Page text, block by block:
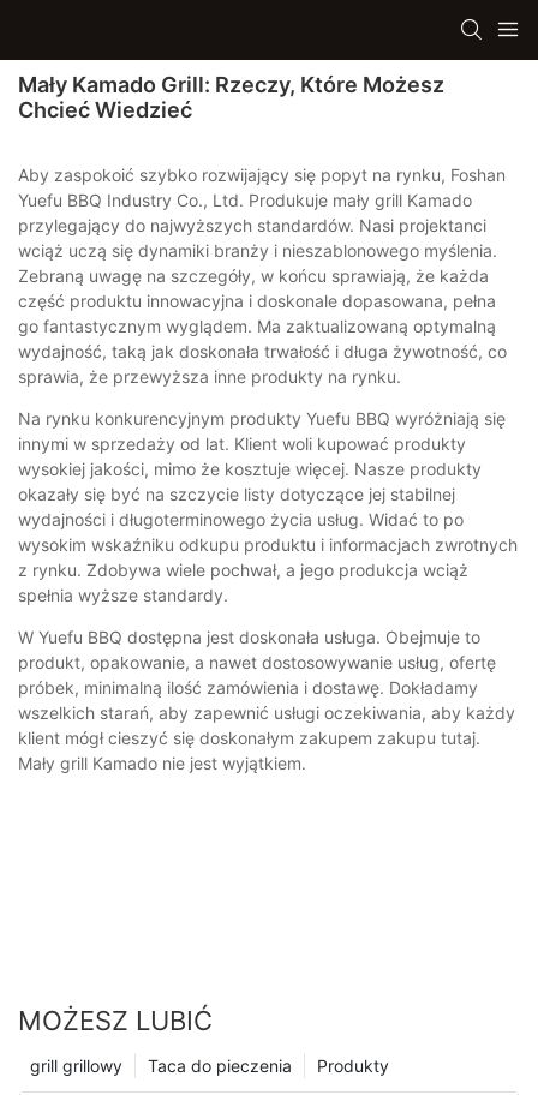
Mały Kamado Grill: Rzeczy, Które Możesz
Chcieć Wiedzieć
Aby zaspokoić szybko rozwijający się popyt na rynku, Foshan
Yuefu BBQ Industry Co., Ltd. Produkuje mały grill Kamado
przylegający do najwyższych standardów. Nasi projektanci
wciąż uczą się dynamiki branży i nieszablonowego myślenia.
Zebraną uwagę na szczegóły, w końcu sprawiają, że każda
część produktu innowacyjna i doskonale dopasowana, pełna
go fantastycznym wyglądem. Ma zaktualizowaną optymalną
wydajność, taką jak doskonała trwałość i długa żywotność, co
sprawia, że ​​przewyższa inne produkty na rynku.
Na rynku konkurencyjnym produkty Yuefu BBQ wyróżniają się
innymi w sprzedaży od lat. Klient woli kupować produkty
wysokiej jakości, mimo że kosztuje więcej. Nasze produkty
okazały się być na szczycie listy dotyczące jej stabilnej
wydajności i długoterminowego życia usług. Widać to po
wysokim wskaźniku odkupu produktu i informacjach zwrotnych
z rynku. Zdobywa wiele pochwał, a jego produkcja wciąż
spełnia wyższe standardy.
W Yuefu BBQ dostępna jest doskonała usługa. Obejmuje to
produkt, opakowanie, a nawet dostosowywanie usług, ofertę
próbek, minimalną ilość zamówienia i dostawę. Dokładamy
wszelkich starań, aby zapewnić usługi oczekiwania, aby każdy
klient mógł cieszyć się doskonałym zakupem zakupu tutaj.
Mały grill Kamado nie jest wyjątkiem.
MOŻESZ LUBIĆ
Produkty
Taca do pieczenia
grill grillowy